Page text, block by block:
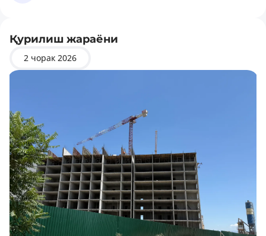
Қурилиш жараёни
2 чорак 2026